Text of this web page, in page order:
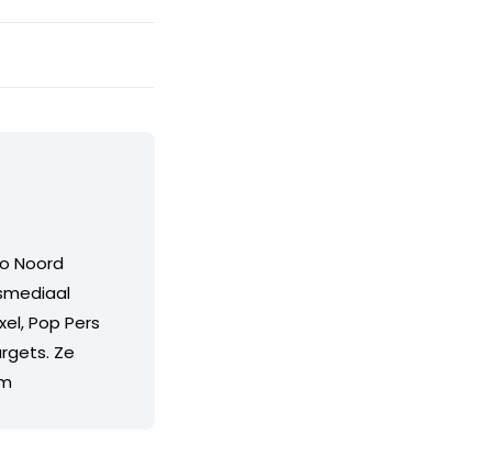
Noord
Pop Pers
Ze